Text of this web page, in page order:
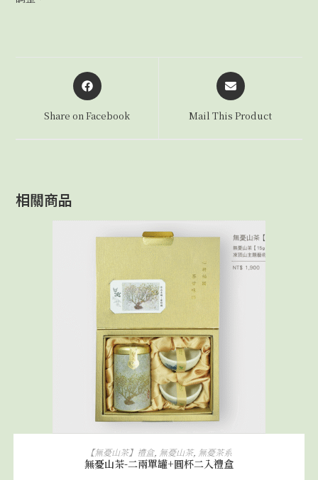
Share on Facebook Mail This Product
相關商品
加入購物車
【無憂山茶】禮盒, 無憂山茶, 無憂茶系
無憂山茶-二兩單罐+圓杯二入禮盒